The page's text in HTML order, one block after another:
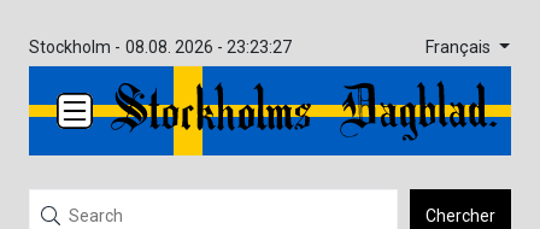
Stockholm - 08.08. 2026 - 23:23:28 Français
Chercher